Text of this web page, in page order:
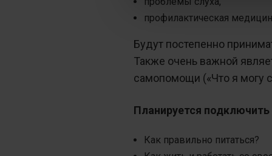
профилактическая
Будут постепенно
Также очень важной
самопомощи («Что я могу
Планируется
Как правильно питаться?